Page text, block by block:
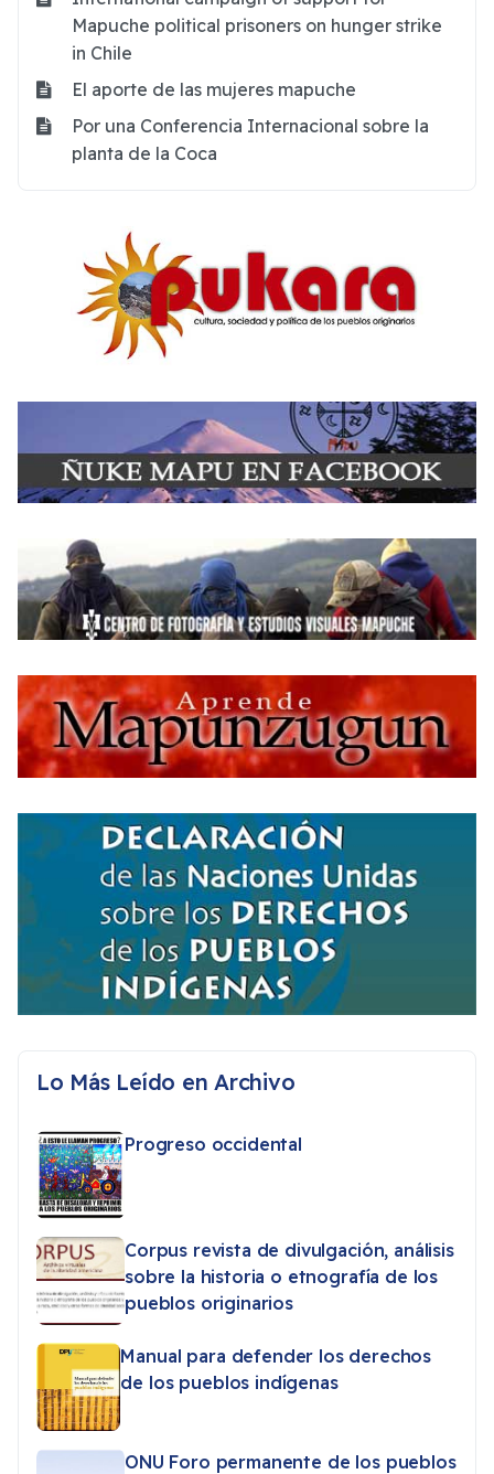
Mapuche political prisoners on hunger strike
in Chile
El aporte de las mujeres mapuche
Por una Conferencia Internacional sobre la
planta de la Coca
Lo Más Leído en Archivo
Progreso occidental
Corpus revista de divulgación, análisis
sobre la historia o etnografía de los
pueblos originarios
Manual para defender los derechos
de los pueblos indígenas
ONU Foro permanente de los pueblos